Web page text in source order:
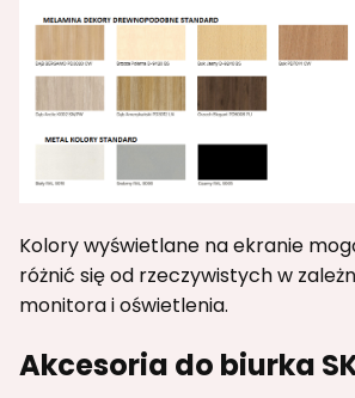
Kolory wyświetlane na ekranie
różnić się od rzeczywistych w
monitora i oświetlenia.
Akcesoria do biurka